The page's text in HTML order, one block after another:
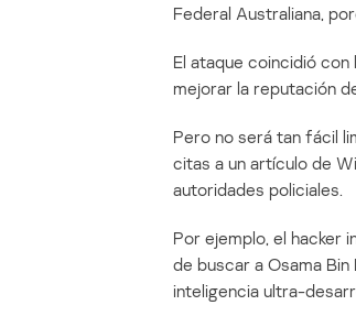
Federal Australiana,
El ataque coincidió
mejorar la reputación
Pero no será tan fácil
citas a un artículo de
autoridades policiales.
Por ejemplo, el hacker
de buscar a Osama
inteligencia ultra-